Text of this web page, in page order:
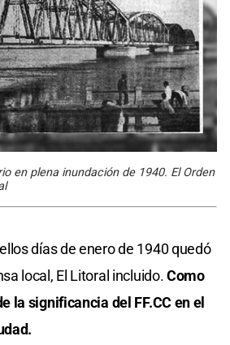
en plena inundación de 1940. El Orden
días de enero de 1940 quedó
local, El Litoral incluido.Como
la significancia del FF.CC en el